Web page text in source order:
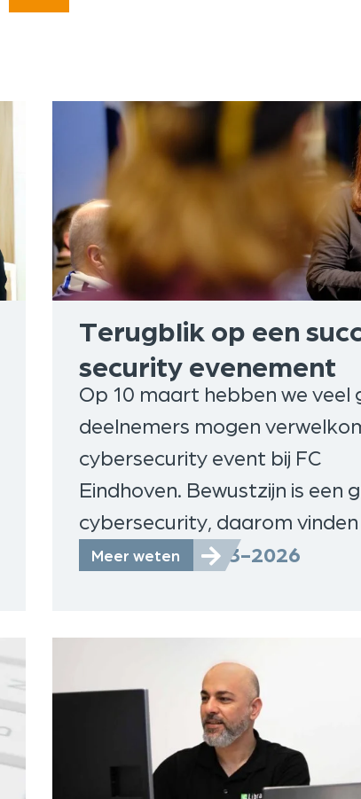
Terugblik op een
security evenement
Op 10 maart hebben we veel
deelnemers mogen
cybersecurity event bij FC
Eindhoven. Bewustzijn is een
cybersecurity, daarom vinden
Meer weten 16-3-2026